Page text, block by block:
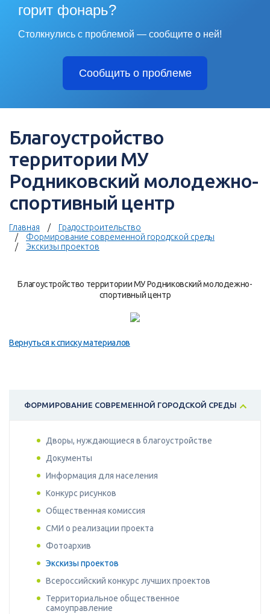
горит фонарь?
Столкнулись с проблемой — сообщите о ней!
Сообщить о проблеме
Благоустройство
территории МУ
Родниковский молодежно-
спортивный центр
Главная
Градостроительство
Формирование современной городской среды
Экскизы проектов
Благоустройство территории МУ Родниковский молодежно-
спортивный центр
Вернуться к списку материалов
ФОРМИРОВАНИЕ СОВРЕМЕННОЙ ГОРОДСКОЙ СРЕДЫ
Дворы, нуждающиеся в благоустройстве
Документы
Информация для населения
Конкурс рисунков
Общественная комиссия
СМИ о реализации проекта
Фотоархив
Экскизы проектов
Всероссийский конкурс лучших проектов
Территориальное общественное
самоуправление